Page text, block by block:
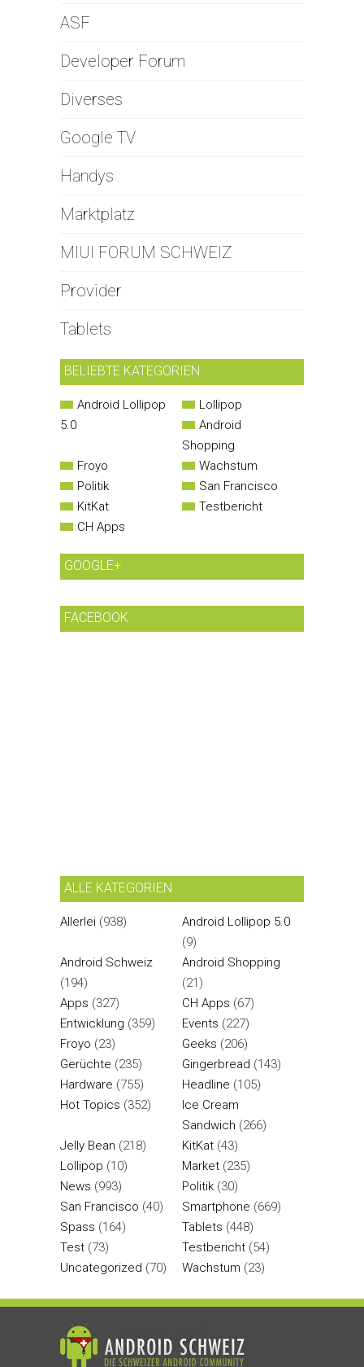
ASF
Developer Forum
Diverses
Google TV
Handys
Marktplatz
MIUI FORUM SCHWEIZ
Provider
Tablets
BELIEBTE KATEGORIEN
Android Lollipop
5.0
Lollipop
Android
Shopping
Froyo
Wachstum
Politik
San Francisco
KitKat
Testbericht
CH Apps
GOOGLE+
FACEBOOK
ALLE KATEGORIEN
Allerlei (938)
Android Lollipop 5.0
(9)
Android Schweiz
(194)
Android Shopping
(21)
Apps (327) CH Apps (67)
Entwicklung (359) Events (227)
Froyo (23) Geeks (206)
Gerüchte (235) Gingerbread (143)
Hardware (755) Headline (105)
Hot Topics (352)
Ice Cream
Sandwich (266)
Jelly Bean (218) KitKat (43)
Lollipop (10) Market (235)
News (993) Politik (30)
San Francisco (40) Smartphone (669)
Spass (164) Tablets (448)
Test (73) Testbericht (54)
Uncategorized (70) Wachstum (23)